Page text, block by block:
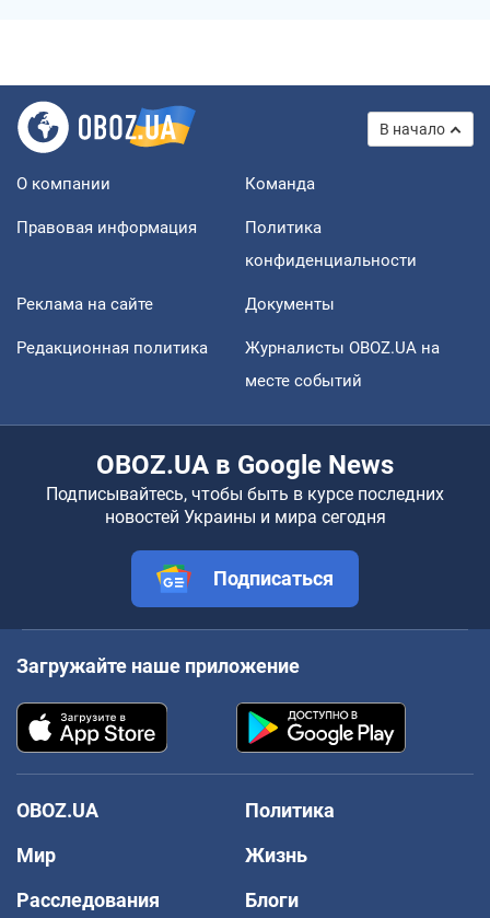
В начало
О компании Команда
Правовая информация
Политика
конфиденциальности
Реклама на сайте Документы
Редакционная политика
Журналисты OBOZ.UA на
месте событий
OBOZ.UA в Google News
Подписывайтесь, чтобы быть в курсе последних
новостей Украины и мира сегодня
Подписаться
Загружайте наше приложение
OBOZ.UA
Политика
Мир
Жизнь
Расследования
Блоги